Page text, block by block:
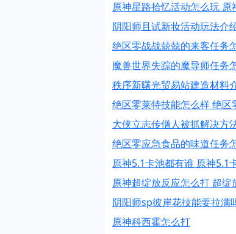
原神星路拾忆活动怎么玩
阴阳师且试新妆活动玩法介
绝区零战战兢兢的来客任务
魔兽世界失踪的魔导师任务
秩序新曙光贸易站建造材料
绝区零莱特技能怎么样 绝区
大侠立志传僧人被抓解决方
绝区零应急食品的味道任务
原神5.1卡池都有谁 原神5.1
原神超绽放反应怎么打 超
阴阳师sp彼岸花技能要拉满
原神科西霍怎么打